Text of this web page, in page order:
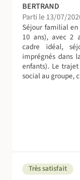
BERTRAND
Parti le 13/07/
Séjour familial
10 ans), avec 2
cadre idéal,
imprégnés dans
enfants). Le
social au groupe,
Très satisfait